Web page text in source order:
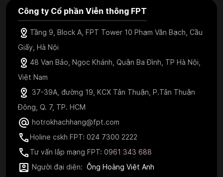
Công ty Cổ phần Viễn thông FPT
Tầng 9, Block A, FPT Tower 10 Phạm Văn Bạch, Cầu
Giấy, Hà Nội
48 Vạn Bảo, Ngọc Khánh, Quận Ba Đình, TP Hà Nội,
Việt Nam
37-39A, đường 19, KCX Tân Thuận, P.Tân Thuận
Đông, Q. 7, TP. HCM
hotrokhachhang@fpt.com
Holine cskh FPT: 024 7300 2222
Tư vấn lắp mạng FPT: 0961 343 688
Người đại diện: Ông Hoàng Việt Anh